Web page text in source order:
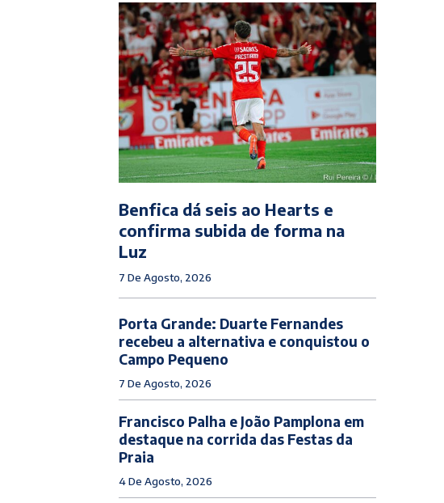
Benfica dá seis ao Hearts e
confirma subida de forma na
Luz
7 De Agosto, 2026
Porta Grande: Duarte Fernandes
recebeu a alternativa e conquistou o
Campo Pequeno
7 De Agosto, 2026
Francisco Palha e João Pamplona em
destaque na corrida das Festas da
Praia
4 De Agosto, 2026